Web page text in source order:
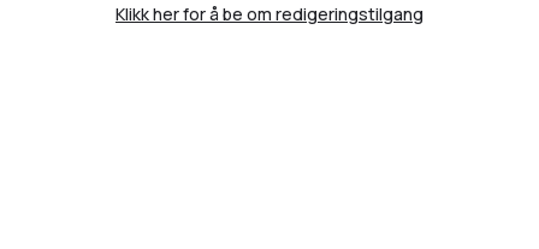
Klikk her for å be om redigeringstilgang